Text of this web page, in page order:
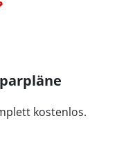
kostenlos.